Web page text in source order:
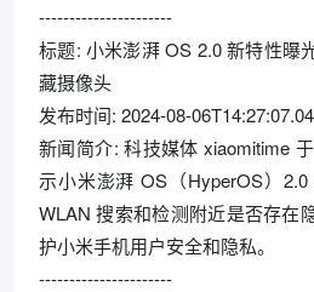
----------------------
标题: 小米澎湃 OS 2.0 新特性曝
藏摄像头
发布时间: 2024-08-
新闻简介: 科技媒体 xiaomitime
示小米澎湃 OS（HyperOS）
WLAN 搜索和检测附近是否存在
护小米手机用户安全和隐私。
----------------------